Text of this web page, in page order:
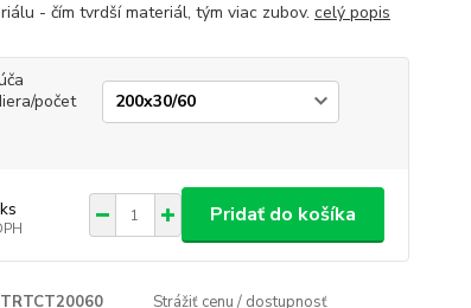
- čím tvrdší materiál, tým viac zubov. celý popis
počet
ks Pridať do košíka
TRTCT20060 Strážiť cenu / dostupnosť